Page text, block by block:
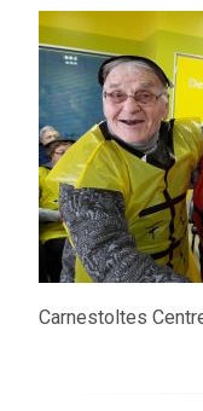
Centres
Ajuts
Contacte
Blog
Carnestoltes